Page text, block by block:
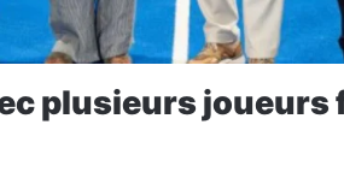
plusieurs joueurs